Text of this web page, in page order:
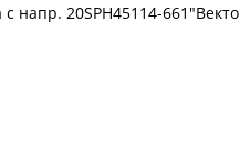
напр. 20SPH45114-